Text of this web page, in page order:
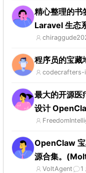
精心整理的书
Laravel 生态
chiraggude
程序员的宝藏
codecrafters-
最大的开源
设计
OpenClaw
源合集。
VoltAgent 1